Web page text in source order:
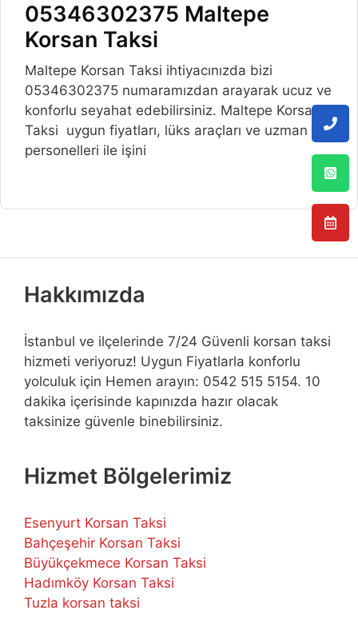
05346302375 Maltepe
Korsan Taksi
Maltepe Korsan Taksi ihtiyacınızda bizi
05346302375 numaramızdan arayarak ucuz ve
konforlu seyahat edebilirsiniz. Maltepe Korsan
Taksi uygun fiyatları, lüks araçları ve uzman
personelleri ile işini
Hakkımızda
İstanbul ve ilçelerinde 7/24 Güvenli korsan taksi
hizmeti veriyoruz! Uygun Fiyatlarla konforlu
yolculuk için Hemen arayın: 0542 515 5154. 10
dakika içerisinde kapınızda hazır olacak
taksinize güvenle binebilirsiniz.
Hizmet Bölgelerimiz
Esenyurt Korsan Taksi
Bahçeşehir Korsan Taksi
Büyükçekmece Korsan Taksi
Hadımköy Korsan Taksi
Tuzla korsan taksi